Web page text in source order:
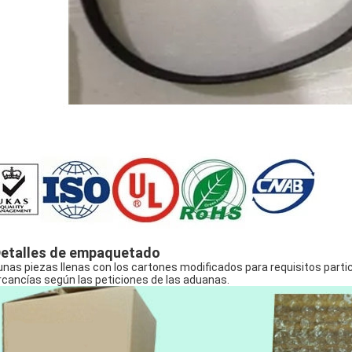
de empaquetado
piezas llenas con los cartones modificados para requisitos
según las peticiones de las aduanas.